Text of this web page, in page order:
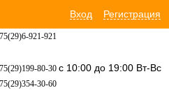
Вход Регистрация
921-921
80-30 с 10:00 до 19:00 Вт-Вс
30-60